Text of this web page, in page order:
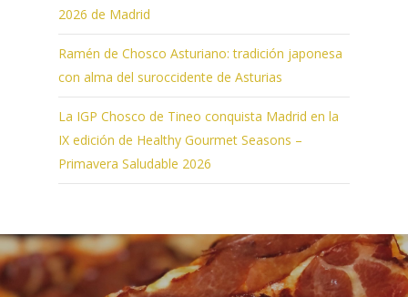
2026 de Madrid
Ramén de Chosco Asturiano: tradición japonesa
con alma del suroccidente de Asturias
La IGP Chosco de Tineo conquista Madrid en la
IX edición de Healthy Gourmet Seasons –
Primavera Saludable 2026